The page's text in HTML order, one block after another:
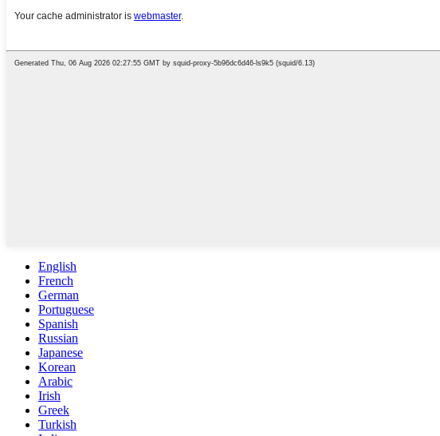
English
French
German
Portuguese
Spanish
Russian
Japanese
Korean
Arabic
Irish
Greek
Turkish